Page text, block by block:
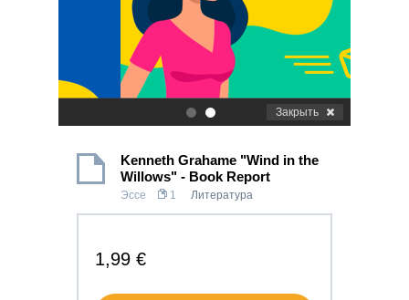
. Закрыть
Kenneth Grahame "Wind in the
Willows" - Book Report
Эссе 1 Литература
1,99 €